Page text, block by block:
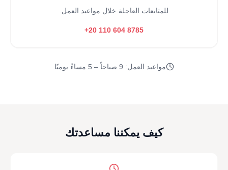
للمتابعات العاجلة خلال مواعيد العمل.
‪+20 110 604 8785‬
مواعيد العمل: 9 صباحاً – 5 مساءً يوميًا
كيف يمكننا مساعدتك